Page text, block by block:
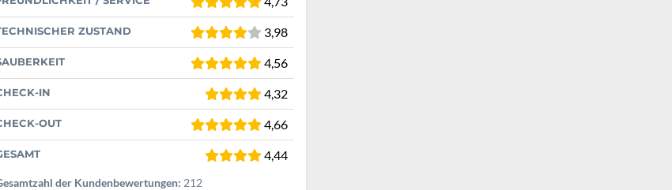
ZUSTAND 3,98
4,56
IN 4,32
OUT 4,66
4,44
der Kundenbewertungen: 212